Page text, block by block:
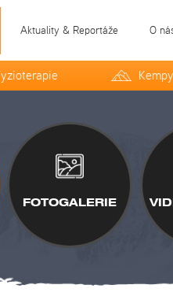
Aktuality & Reportáže O
Kempy
FOTOGALERIE